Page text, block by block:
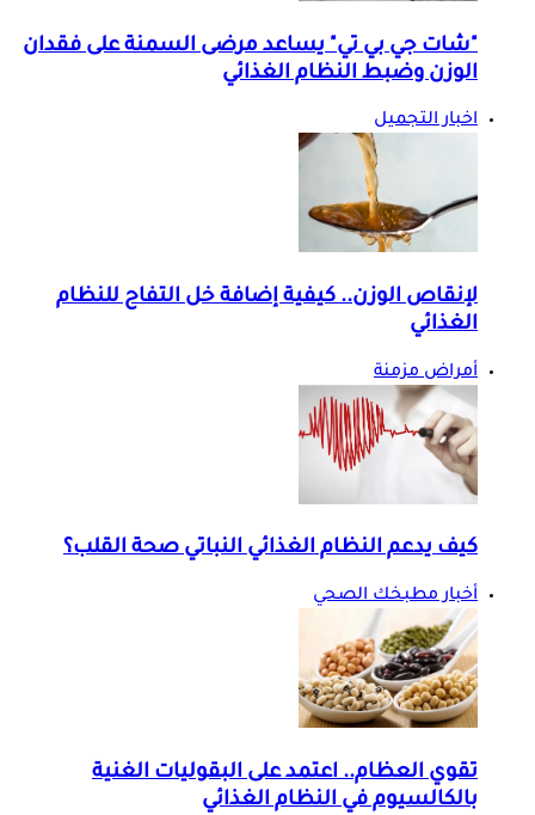
"شات جي بي تي" يساعد مرضى السمنة على فقدان
الوزن وضبط النظام الغذائي
اخبار التجميل
لإنقاص الوزن.. كيفية إضافة خل التفاح للنظام
الغذائي
أمراض مزمنة
كيف يدعم النظام الغذائي النباتي صحة القلب؟
أخبار مطبخك الصحي
تقوي العظام.. اعتمد على البقوليات الغنية
بالكالسيوم في النظام الغذائي